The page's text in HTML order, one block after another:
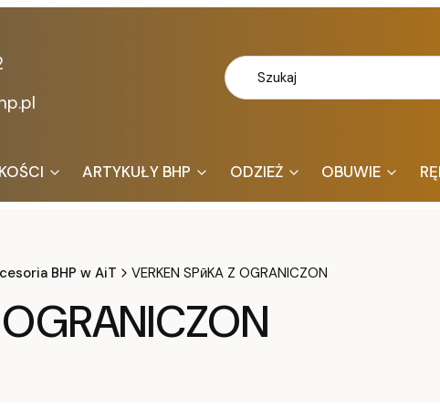
ARTYKUŁY BHP ODZIEŻ OBUWIE
BHP w AiT VERKEN SPӣKA Z OGRANICZON